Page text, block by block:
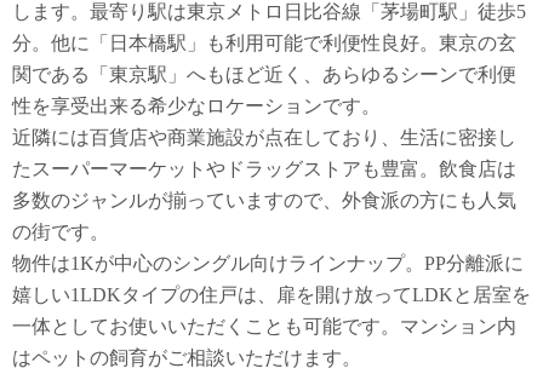
します。最寄り駅は東京メトロ日比谷線「茅場町駅」徒歩5
分。他に「日本橋駅」も利用可能で利便性良好。東京の玄
関である「東京駅」へもほど近く、あらゆるシーンで利便
性を享受出来る希少なロケーションです。
近隣には百貨店や商業施設が点在しており、生活に密接し
たスーパーマーケットやドラッグストアも豊富。飲食店は
多数のジャンルが揃っていますので、外食派の方にも人気
の街です。
物件は1Kが中心のシングル向けラインナップ。PP分離派に
嬉しい1LDKタイプの住戸は、扉を開け放ってLDKと居室を
一体としてお使いいただくことも可能です。マンション内
はペットの飼育がご相談いただけます。